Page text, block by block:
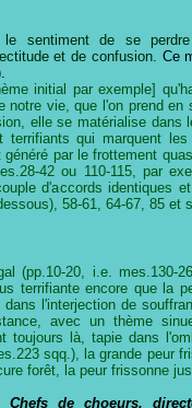
le sentiment de se
et de confusion. Ce
initial par exemple]
notre vie, que l'on prend
elle se matérialise dans
terrifiants qui marquent
par le frottement
42 ou 110-115, par
d'accords identiques
58-61, 64-67, 85 et
(pp.10-20, i.e. mes.130-
terrifiante encore que la
l'interjection de
avec un thème
toujours là, tapie dans
sqq.), la grande peur
forêt, la peur frissonne
Chefs de choeurs,